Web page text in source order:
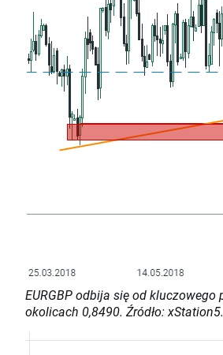
EURGBP odbija się od kluczowego
okolicach 0,8490. Źródło: xStation5.